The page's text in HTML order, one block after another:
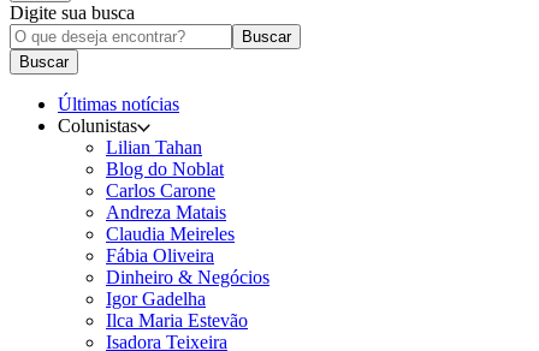
Digite sua busca
Buscar
Buscar
Últimas notícias
Colunistas
Lilian Tahan
Blog do Noblat
Carlos Carone
Andreza Matais
Claudia Meireles
Fábia Oliveira
Dinheiro & Negócios
Igor Gadelha
Ilca Maria Estevão
Isadora Teixeira